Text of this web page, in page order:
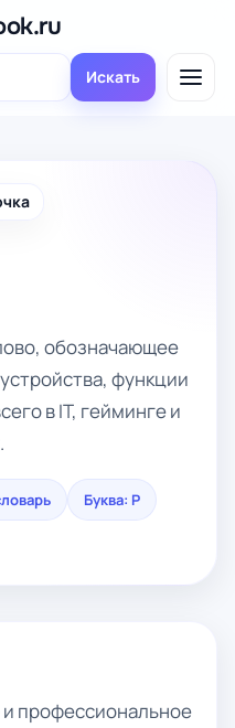
Искать
обозначающее
функции
в IT, гейминге и
Буква: Р
профессиональное